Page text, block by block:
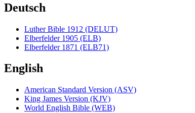
Deutsch
Luther Bible 1912 (DELUT)
Elberfelder 1905 (ELB)
Elberfelder 1871 (ELB71)
English
American Standard Version (ASV)
King James Version (KJV)
World English Bible (WEB)